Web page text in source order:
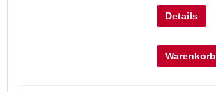
Details
Warenkorb